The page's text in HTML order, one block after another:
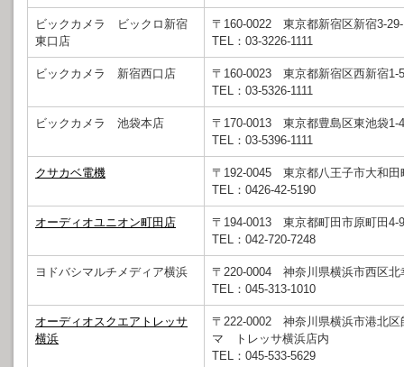
ビックカメラ ビックロ新宿
東口店
〒160-0022 東京都新宿区新宿3-
TEL：03-3226-1111
ビックカメラ 新宿西口店
〒160-0023 東京都新宿区西新宿1-
TEL：03-5326-1111
ビックカメラ 池袋本店
〒170-0013 東京都豊島区東池袋1-
TEL：03-5396-1111
クサカベ電機
〒192-0045 東京都八王子市大和田
TEL：0426-42-5190
オーディオユニオン町田店
〒194-0013 東京都町田市原町田4-
TEL：042-720-7248
ヨドバシマルチメディア横浜
〒220-0004 神奈川県横浜市西区北
TEL：045-313-1010
オーディオスクエアトレッサ
横浜
〒222-0002 神奈川県横浜市港北区
マ トレッサ横浜店内
TEL：045-533-5629